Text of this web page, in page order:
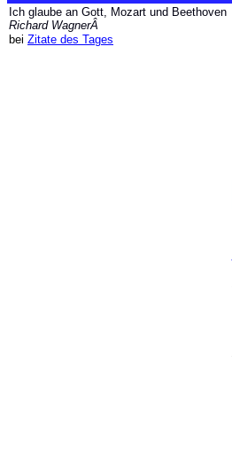
Ich glaube an Gott, Mozart und Beethoven
Richard WagnerÂ
bei Zitate des Tages